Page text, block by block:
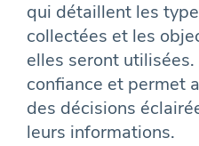
qui détaillent les
collectées et les
elles seront
confiance et permet
des décisions
leurs informations.